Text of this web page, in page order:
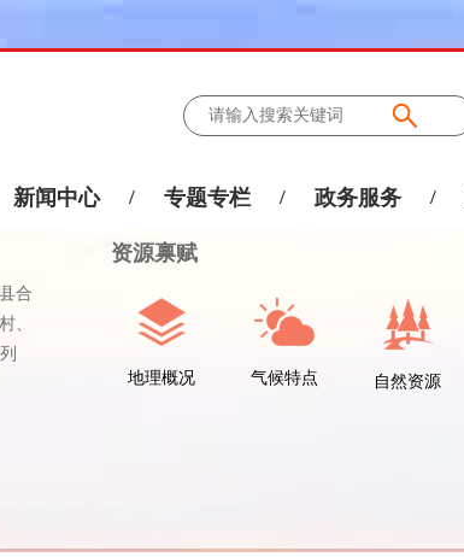
新闻中心 / 专题专栏 / 政务服务 /
合
、
资源禀赋
地理概况 气候特点 自然资源